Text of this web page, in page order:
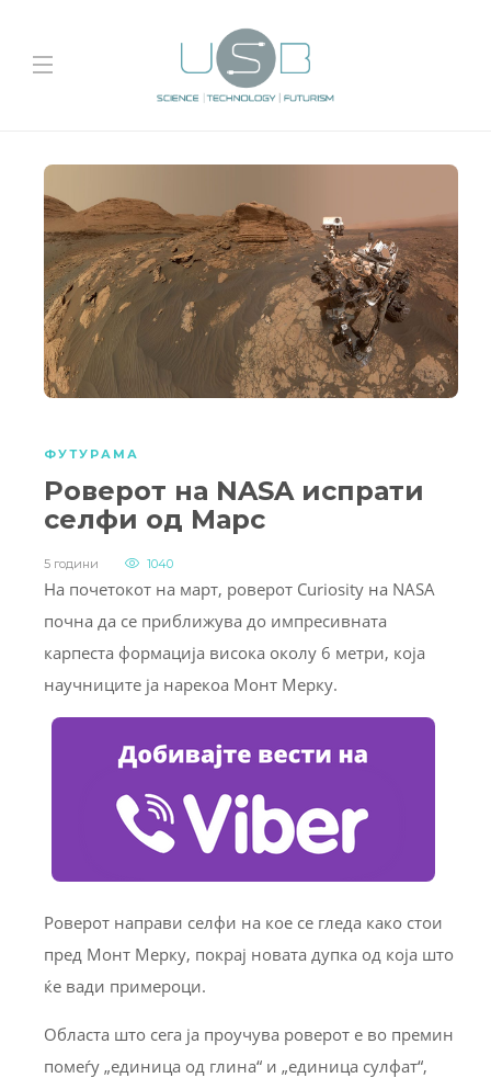
ФУТУРАМА
Роверот на NASA испрати
селфи од Марс
5 години 1040
На почетокот на март, роверот Curiosity на NASA
почна да се приближува до импресивната
карпеста формација висока околу 6 метри, која
научниците ја нарекоа Монт Мерку.
Роверот направи селфи на кое се гледа како стои
пред Монт Мерку, покрај новата дупка од која што
ќе вади примероци.
Областа што сега ја проучува роверот е во премин
помеѓу „единица од глина“ и „единица сулфат“,